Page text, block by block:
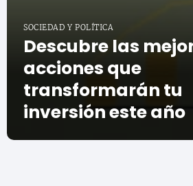
SOCIEDAD Y POLÍTICA
Descubre las
acciones que
transformarán tu
inversión este año